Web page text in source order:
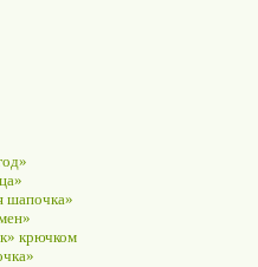
шапочка»
крючком